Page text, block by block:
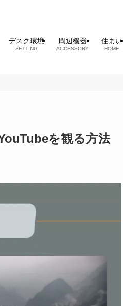
デスク環境
SETTING
周辺機器
ACCESSORY
住まい
HOME
を観る方法